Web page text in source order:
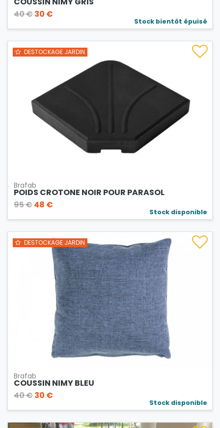
40 €30 €
Stock bientôt épuisé
DESTOCKAGE JARDIN
Brafab
POIDS CROTONE NOIR POUR PARASOL
95 €48 €
Stock disponible
DESTOCKAGE JARDIN
Brafab
COUSSIN NIMY BLEU
40 €30 €
Stock disponible